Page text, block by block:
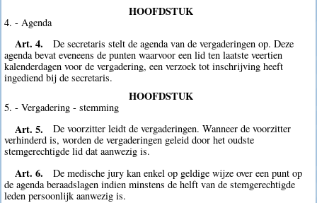
HOOFDSTUK
4. - Agenda
Art. 4.
De secretaris stelt de agenda van de vergaderingen op. Deze
agenda bevat eveneens de punten waarvoor een lid ten laatste veertien
kalenderdagen voor de vergadering, een verzoek tot inschrijving heeft
ingediend bij de secretaris.
HOOFDSTUK
5. - Vergadering - stemming
Art. 5.
De voorzitter leidt de vergaderingen. Wanneer de voorzitter
verhinderd is, worden de vergaderingen geleid door het oudste
stemgerechtigde lid dat aanwezig is.
Art. 6.
De medische jury kan enkel op geldige wijze over een punt op
de agenda beraadslagen indien minstens de helft van de stemgerechtigde
leden persoonlijk aanwezig is.